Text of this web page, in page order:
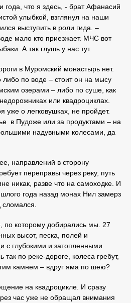
года, что я здесь, - брат Афанасий
улыбкой, взглянул на наши
выступить в роли гида. –
мало кто приезжает. МЧС вот
А так глушь у нас тут.
в Муромский монастырь нет.
по воде – стоит он на мысу
озерами – либо по суше, как
или квадроциклах.
уже о легковушках, не пройдет.
в Пудоже или за продуктами – на
надувными колесами, да
направлений в сторону
переправы через реку, путь
никак, разве что на самоходке. И
года назад монах Нил замерз
сломался.
по которому добирались мы. 27
высот, песка, полей и
с глубокими и затопленными
по реке-дороге, колеса гребут,
камнем – вдруг яма по шею?
на квадроцикле. И сразу
час уже не обращал внимания